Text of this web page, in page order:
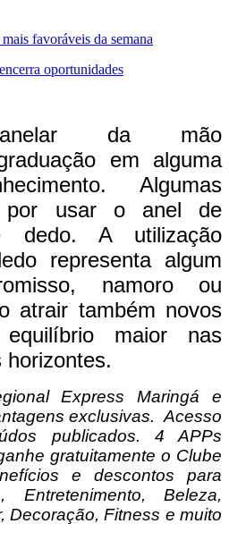
favoráveis da semana
oportunidades
da mão
em alguma
Algumas
por usar o anel de
dedo. A utilização
representa algum
namoro ou
atrair também novos
maior nas
horizontes.
Express Maringá e
exclusivas. Acesso
publicados. 4 APPs
gratuitamente o Clube
e descontos para
Entretenimento, Beleza,
Decoração, Fitness e muito